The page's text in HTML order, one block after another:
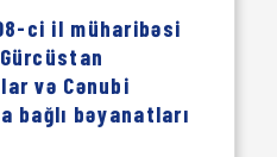
ci il müharibəsi
və Cənubi
bağlı bəyanatları